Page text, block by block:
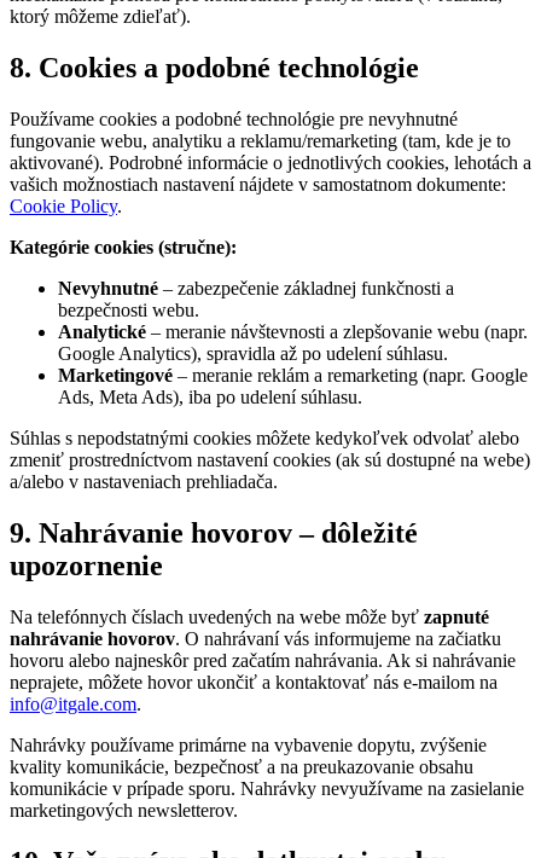
ktorý môžeme zdieľať).
8. Cookies a podobné technológie
Používame cookies a podobné technológie pre nevyhnutné
fungovanie webu, analytiku a reklamu/remarketing (tam, kde je to
aktivované). Podrobné informácie o jednotlivých cookies, lehotách a
vašich možnostiach nastavení nájdete v samostatnom dokumente:
Cookie Policy.
Kategórie cookies (stručne):
Nevyhnutné – zabezpečenie základnej funkčnosti a
bezpečnosti webu.
Analytické – meranie návštevnosti a zlepšovanie webu (napr.
Google Analytics), spravidla až po udelení súhlasu.
Marketingové – meranie reklám a remarketing (napr. Google
Ads, Meta Ads), iba po udelení súhlasu.
Súhlas s nepodstatnými cookies môžete kedykoľvek odvolať alebo
zmeniť prostredníctvom nastavení cookies (ak sú dostupné na webe)
a/alebo v nastaveniach prehliadača.
9. Nahrávanie hovorov – dôležité
upozornenie
Na telefónnych číslach uvedených na webe môže byť zapnuté
nahrávanie hovorov. O nahrávaní vás informujeme na začiatku
hovoru alebo najneskôr pred začatím nahrávania. Ak si nahrávanie
neprajete, môžete hovor ukončiť a kontaktovať nás e-mailom na
info@itgale.com.
Nahrávky používame primárne na vybavenie dopytu, zvýšenie
kvality komunikácie, bezpečnosť a na preukazovanie obsahu
komunikácie v prípade sporu. Nahrávky nevyužívame na zasielanie
marketingových newsletterov.